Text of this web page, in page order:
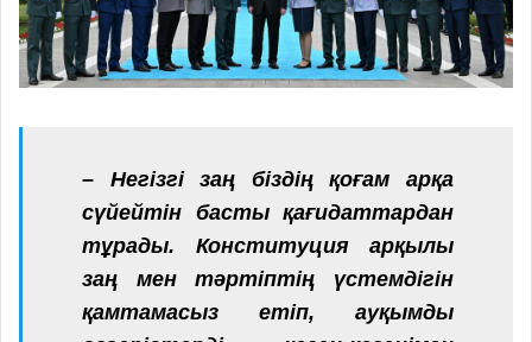
– Негізгі заң біздің қоғам арқа
сүйейтін басты қағидаттардан
тұрады. Конституция арқылы
заң мен тәртіптің үстемдігін
қамтамасыз етіп, ауқымды